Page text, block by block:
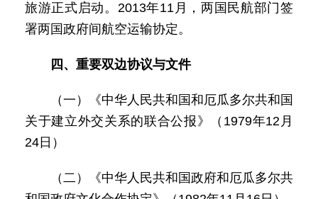
旅游正式启动。2013年11月，两国民航部门签
署两国政府间航空运输协定。
四、重要双边协议与文件
（一）《中华人民共和国和厄瓜多尔共和国
关于建立外交关系的联合公报》（1979年12月
24日）
（二）《中华人民共和国政府和厄瓜多尔共